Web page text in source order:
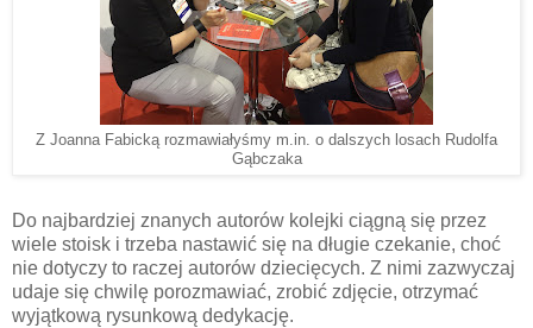
Z Joanna Fabicką rozmawiałyśmy m.in. o dalszych losach Rudolfa
Gąbczaka
Do najbardziej znanych autorów kolejki ciągną się przez
wiele stoisk i trzeba nastawić się na długie czekanie, choć
nie dotyczy to raczej autorów dziecięcych. Z nimi zazwyczaj
udaje się chwilę porozmawiać, zrobić zdjęcie, otrzymać
wyjątkową rysunkową dedykację.